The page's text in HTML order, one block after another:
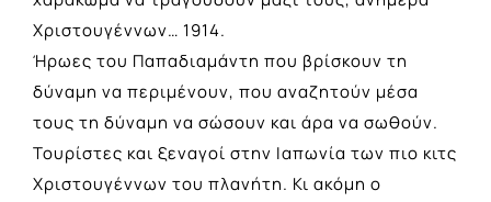
Χριστουγέννων… 1914.
Ήρωες του Παπαδιαμάντη που βρίσκουν τη
δύναμη να περιμένουν, που αναζητούν μέσα
τους τη δύναμη να σώσουν και άρα να σωθούν.
Τουρίστες και ξεναγοί στην Ιαπωνία των πιο κιτς
Χριστουγέννων του πλανήτη. Κι ακόμη ο